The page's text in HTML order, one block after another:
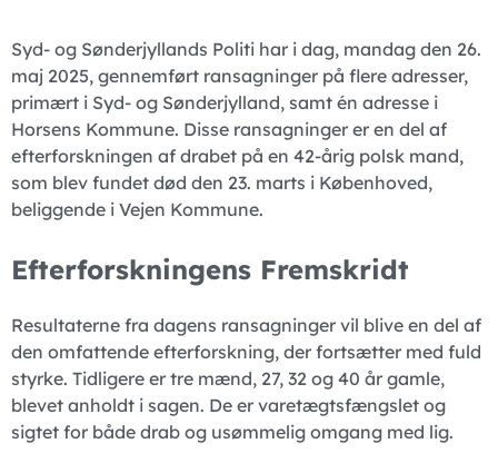
Syd- og Sønderjyllands Politi har i dag, mandag den 26.
maj 2025, gennemført ransagninger på flere adresser,
primært i Syd- og Sønderjylland, samt én adresse i
Horsens Kommune. Disse ransagninger er en del af
efterforskningen af drabet på en 42-årig polsk mand,
som blev fundet død den 23. marts i Københoved,
beliggende i Vejen Kommune.
Efterforskningens Fremskridt
Resultaterne fra dagens ransagninger vil blive en del af
den omfattende efterforskning, der fortsætter med fuld
styrke. Tidligere er tre mænd, 27, 32 og 40 år gamle,
blevet anholdt i sagen. De er varetægtsfængslet og
sigtet for både drab og usømmelig omgang med lig.